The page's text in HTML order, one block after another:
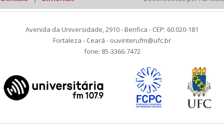
Avenida da Universidade, 2910 - Benfica - CEP: 60.020-181
Fortaleza - Ceará - ouvinterufm@ufc.br
fone: 85-3366-7472